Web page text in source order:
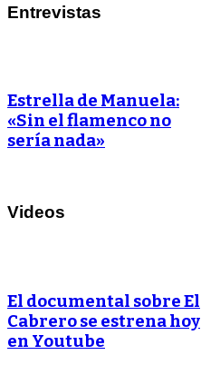
Entrevistas
Estrella de Manuela:
«Sin el flamenco no
sería nada»
Videos
El documental sobre El
Cabrero se estrena hoy
en Youtube